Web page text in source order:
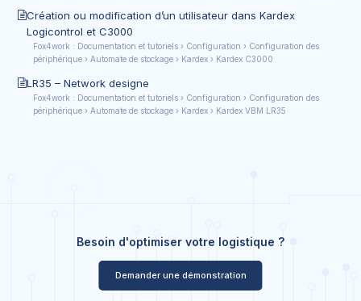
Création ou modification d’un utilisateur dans Kardex
Logicontrol et C3000
Fox4work : Documentation et tutoriels › Configuration › Configuration des
périphérique › Automate de stockage › Kardex › Kardex C3000
LR35 – Network designe
Fox4work : Documentation et tutoriels › Configuration › Configuration des
périphérique › Automate de stockage › Kardex › Kardex VBM LR35
Besoin d'optimiser votre logistique ?
Demander une démonstration